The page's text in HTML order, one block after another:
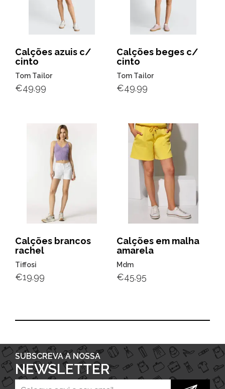
Calções azuis c/
cinto
Tom Tailor
€49.99
Calções beges c/
cinto
Tom Tailor
€49.99
Calções brancos
rachel
Tiffosi
€19.99
Calções em malha
amarela
Mdm
€45.95
SUBSCREVA A NOSSA
NEWSLETTER